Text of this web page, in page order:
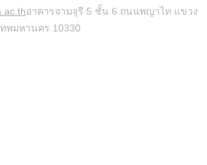
อาคารจามจุรี 5 ชั้น 6 ถนนพญาไท แขวง
พมหานคร 10330